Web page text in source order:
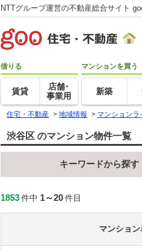
NTTグループ運営の不動産総合サイト
借りる
賃貸
店舗･
事業用
マンションを買う
新築
住宅・不動産 > 地域情報 > マンションラ
渋谷区 のマンション物件一覧
キーワードから探す
1853件中 1～20件目
マンション